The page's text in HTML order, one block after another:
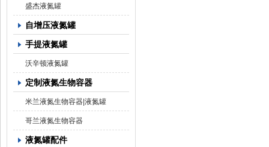
盛杰液氮罐
自增压液氮罐
手提液氮罐
沃辛顿液氮罐
定制液氮生物容器
米兰液氮生物容器|液氮罐
哥兰液氮生物容器
液氮罐配件